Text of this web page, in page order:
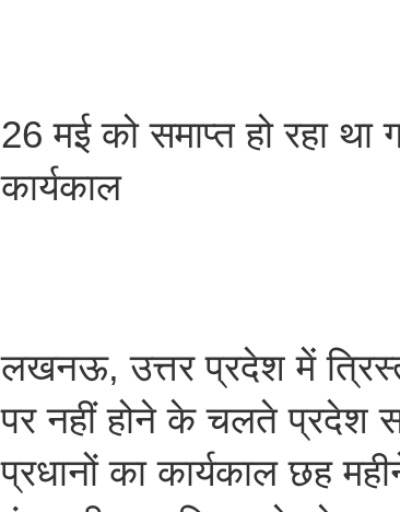
26 मई को समाप्त हो रहा था
कार्यकाल
लखनऊ, उत्तर प्रदेश में
पर नहीं होने के चलते प्रदेश
प्रधानों का कार्यकाल छह